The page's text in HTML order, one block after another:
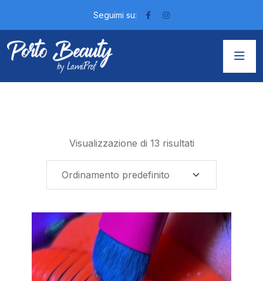
Seguimi su:
Visualizzazione di 13 risultati